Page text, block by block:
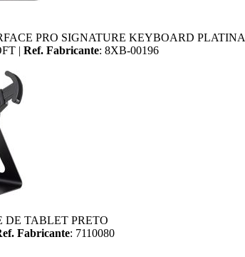
PRO SIGNATURE KEYBOARD PLATINA
| Ref. Fabricante: 8XB-00196
DE TABLET PRETO
Fabricante: 7110080